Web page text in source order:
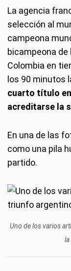
La agencia
selección al
campeona
bicampeona de
Colombia en
los 90 minutos
cuarto título
acreditarse la
En una de las
como una pila
partido.
Uno de los varios
la